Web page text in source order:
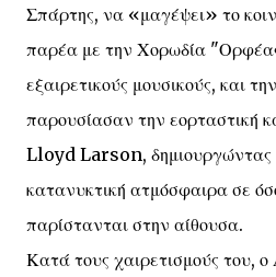
Σπάρτης, να «μαγέψει» το
παρέα με την Χορωδία
εξαιρετικούς μουσικούς, και
παρουσίασαν την εορταστική
Lloyd Larson, δημιουργώντας
κατανυκτική ατμόσφαιρα σε
παρίστανται στην αίθουσα.
Κατά τους χαιρετισμούς του, ο